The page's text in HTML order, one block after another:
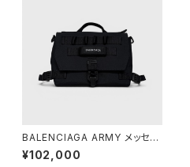
BALENCIAGA ARMY メッセン
ジャーバッグ スモール ブラック
¥102,000